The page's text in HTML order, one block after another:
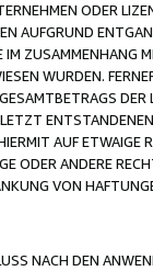
ODER
AUFGRUND
ZUSAMMENHANG
WURDEN.
AUF
ODER ANDERE
VON
NACH DEN